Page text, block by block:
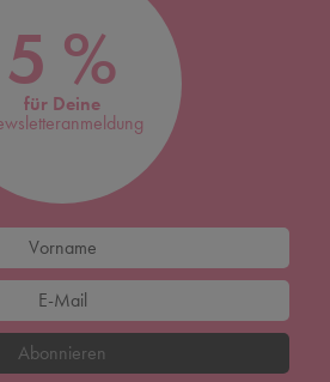
5 %
für Deine
Abonnieren